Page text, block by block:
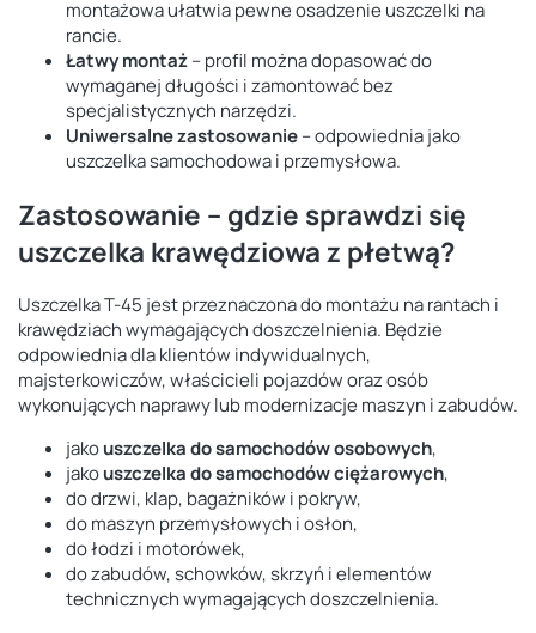
montażowa ułatwia pewne osadzenie uszczelki na
rancie.
Łatwy montaż– profil można dopasować do
wymaganej długości i zamontować bez
specjalistycznych narzędzi.
Uniwersalne zastosowanie– odpowiednia jako
uszczelka samochodowa i przemysłowa.
Zastosowanie – gdzie sprawdzi się
uszczelka krawędziowa z płetwą?
Uszczelka T-45 jest przeznaczona do montażu na rantach i
krawędziach wymagających doszczelnienia. Będzie
odpowiednia dla klientów indywidualnych,
majsterkowiczów, właścicieli pojazdów oraz osób
wykonujących naprawy lub modernizacje maszyn i zabudów.
jakouszczelka do samochodów osobowych,
jakouszczelka do samochodów ciężarowych,
do drzwi, klap, bagażników i pokryw,
do maszyn przemysłowych i osłon,
do łodzi i motorówek,
do zabudów, schowków, skrzyń i elementów
technicznych wymagających doszczelnienia.